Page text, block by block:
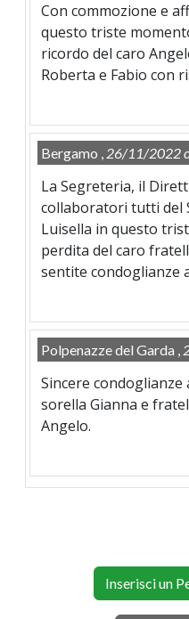
Con commozione e
questo triste
ricordo del caro
Roberta e Fabio con
Bergamo , 26/11/2022
La Segreteria, il
collaboratori tutti del
Luisella in questo
perdita del caro
sentite condoglianze
Polpenazze del Garda ,
Sincere
sorella Gianna e
Angelo.
Inserisci un